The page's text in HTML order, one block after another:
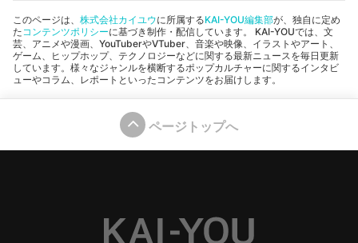
このページは、 株式会社カイユウに所属するKAI-YOU編集部が、独自に定め
た コンテンツポリシーに基づき制作・配信しています。 KAI-YOUでは、文
芸、アニメや漫画、YouTuberやVTuber、音楽や映像、イラストやアート、
ゲーム、ヒップホップ、テクノロジーなどに関する最新ニュースを毎日更新
しています。様々なジャンルを横断するポップカルチャーに関するインタビ
ューやコラム、レポートといったコンテンツをお届けします。
ページトップへ